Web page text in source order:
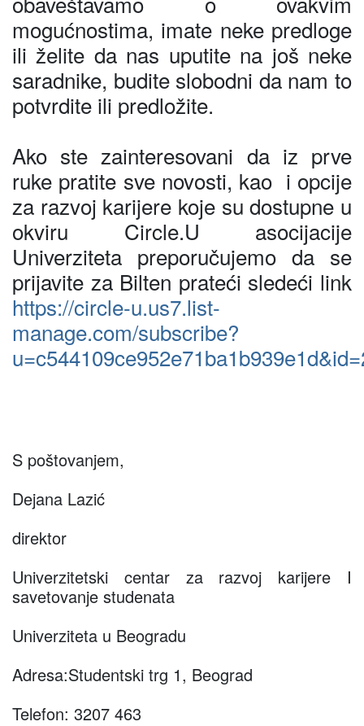
mogućnostima, imate neke predloge
ili želite da nas uputite na još neke
saradnike, budite slobodni da nam to
potvrdite ili predložite.
Ako ste zainteresovani da iz prve
ruke pratite sve novosti, kao i opcije
za razvoj karijere koje su dostupne u
okviru Circle.U asocijacije
Univerziteta preporučujemo da se
prijavite za Bilten prateći sledeći link
https://circle-u.us7.list-
manage.com/subscribe?
S poštovanjem,
Dejana Lazić
direktor
Univerzitetski centar za razvoj karijere I
savetovanje studenata
Univerziteta u Beogradu
Adresa:Studentski trg 1, Beograd
Telefon: 3207 463